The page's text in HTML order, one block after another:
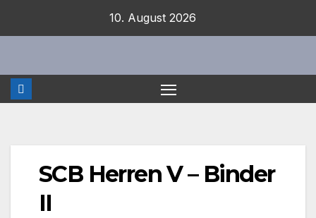
10. August 2026
SCB Herren V – Binder
II